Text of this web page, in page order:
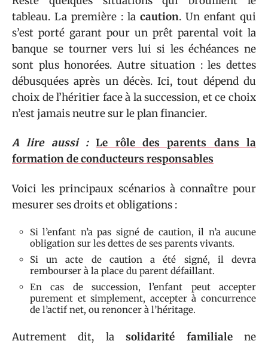
tableau. La première : la caution. Un enfant qui
s’est porté garant pour un prêt parental voit la
banque se tourner vers lui si les échéances ne
sont plus honorées. Autre situation : les dettes
débusquées après un décès. Ici, tout dépend du
choix de l’héritier face à la succession, et ce choix
n’est jamais neutre sur le plan financier.
A lire aussi : Le rôle des parents dans la
formation de conducteurs responsables
Voici les principaux scénarios à connaître pour
mesurer ses droits et obligations :
Si l’enfant n’a pas signé de caution, il n’a aucune
obligation sur les dettes de ses parents vivants.
Si un acte de caution a été signé, il devra
rembourser à la place du parent défaillant.
En cas de succession, l’enfant peut accepter
purement et simplement, accepter à concurrence
de l’actif net, ou renoncer à l’héritage.
Autrement dit, lasolidarité familialene